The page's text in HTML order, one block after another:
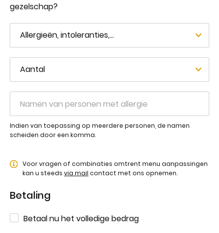
gezelschap?
Indien van toepassing op meerdere personen, de namen
scheiden door een komma.
Voor vragen of combinaties omtrent menu aanpassingen
kan u steeds via mail contact met ons opnemen.
Betaling
Betaal nu het volledige bedrag